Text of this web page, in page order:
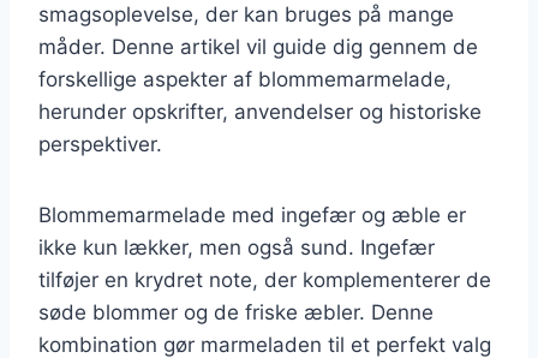
smagsoplevelse, der kan bruges på mange
måder. Denne artikel vil guide dig gennem de
forskellige aspekter af blommemarmelade,
herunder opskrifter, anvendelser og historiske
perspektiver.
Blommemarmelade med ingefær og æble er
ikke kun lækker, men også sund. Ingefær
tilføjer en krydret note, der komplementerer de
søde blommer og de friske æbler. Denne
kombination gør marmeladen til et perfekt valg